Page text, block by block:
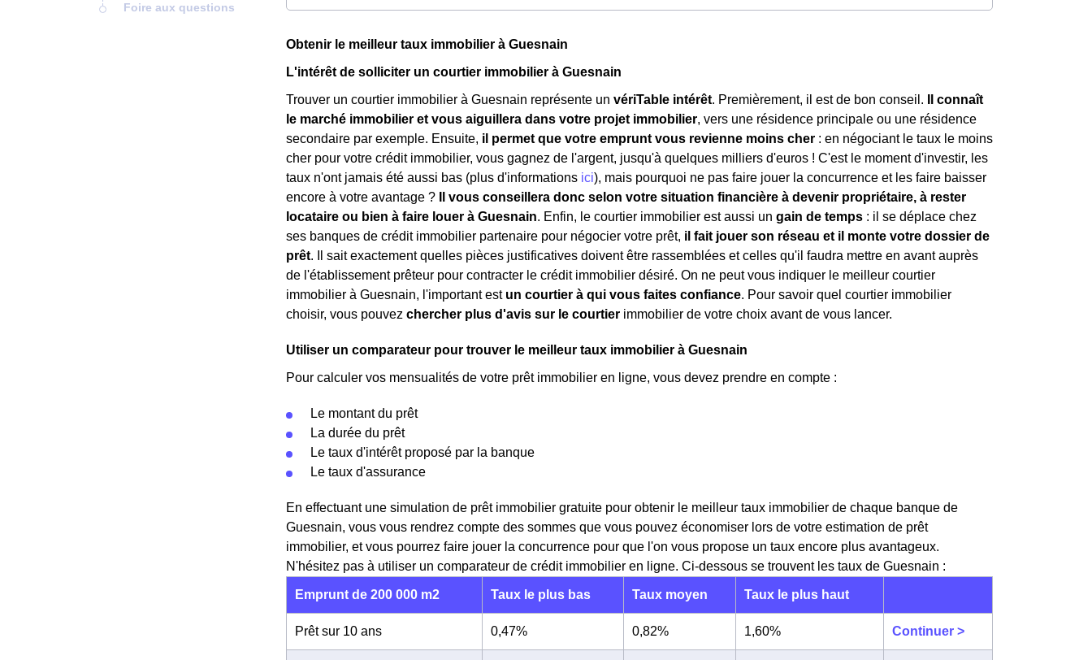
Foire aux questions
Obtenir le meilleur taux immobilier à Guesnain
L'intérêt de solliciter un courtier immobilier à Guesnain
Trouver un courtier immobilier à Guesnain représente un vériTable intérêt. Premièrement, il est de bon conseil.
Il connaît
le marché immobilier et vous aiguillera dans votre projet immobilier, vers une résidence principale ou une résidence
secondaire par exemple. Ensuite, il permet que votre emprunt vous revienne moins cher : en négociant le taux le moins
cher pour votre crédit immobilier, vous gagnez de l'argent, jusqu'à quelques milliers d'euros ! C'est le moment d'investir, les
taux n'ont jamais été aussi bas (plus d'informations ici), mais pourquoi ne pas faire jouer la concurrence et les faire baisser
encore à votre avantage ?
Il vous conseillera donc selon votre situation financière à devenir propriétaire, à rester
locataire ou bien à faire louer à Guesnain. Enfin, le courtier immobilier est aussi un gain de temps : il se déplace chez
ses banques de crédit immobilier partenaire pour négocier votre prêt, il fait jouer son réseau et il monte votre dossier de
prêt. Il sait exactement quelles pièces justificatives doivent être rassemblées et celles qu'il faudra mettre en avant auprès
de l'établissement prêteur pour contracter le crédit immobilier désiré. On ne peut vous indiquer le meilleur courtier
immobilier à Guesnain, l'important est un courtier à qui vous faites confiance. Pour savoir quel courtier immobilier
choisir, vous pouvez chercher plus d'avis sur le courtier immobilier de votre choix avant de vous lancer.
Utiliser un comparateur pour trouver le meilleur taux immobilier à Guesnain
Pour calculer vos mensualités de votre prêt immobilier en ligne, vous devez prendre en compte :
Le montant du prêt
La durée du prêt
Le taux d'intérêt proposé par la banque
Le taux d'assurance
En effectuant une simulation de prêt immobilier gratuite pour obtenir le meilleur taux immobilier de chaque banque de
Guesnain, vous vous rendrez compte des sommes que vous pouvez économiser lors de votre estimation de prêt
immobilier, et vous pourrez faire jouer la concurrence pour que l'on vous propose un taux encore plus avantageux.
N'hésitez pas à utiliser un comparateur de crédit immobilier en ligne. Ci-dessous se trouvent les taux de Guesnain :
Emprunt de 200 000 m2 Taux le plus bas Taux moyen Taux le plus haut
Prêt sur 10 ans 0,47% 0,82% 1,60% Continuer >